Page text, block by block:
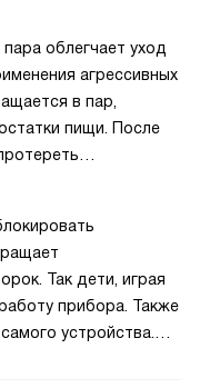
облегчает уход
агрессивных
в пар,
пищи. После
позволяет
усилиями
камеры
Так дети, играя
прибора. Также
устройства.